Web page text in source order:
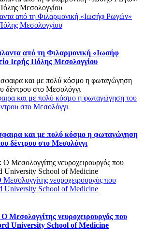
από τη Φιλαρμονική «Ιωσήφ Ρωγών»
Μεσολογγίου
από τη Φιλαρμονική «Ιωσήφ
Ιερής Πόλης Μεσολογγίου
και με πολύ κόσμο η φωταγώγηση του
στο Μεσολόγγι
και με πολύ κόσμο η φωταγώγηση
δέντρου στο Μεσολόγγι
νευροχειρουργός που
University School of Medicine
Μεσολογγίτης νευροχειρουργός που
University School of Medicine